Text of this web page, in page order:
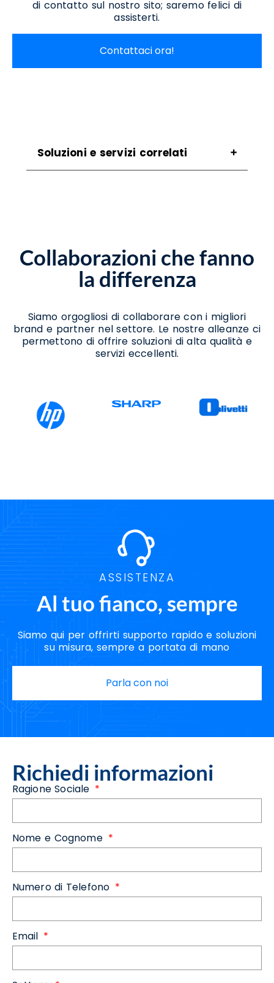
di contatto sul nostro sito; saremo felici di
assisterti.
Contattaci ora!
Soluzioni e servizi correlati
Vendita Stampanti Termiche Tortorella
Vendita Stampanti Tortorella
Collaborazioni che fanno
la differenza
Siamo orgogliosi di collaborare con i migliori
brand e partner nel settore. Le nostre alleanze ci
permettono di offrire soluzioni di alta qualità e
servizi eccellenti.
ASSISTENZA
Al tuo fianco, sempre
Siamo qui per offrirti supporto rapido e soluzioni
su misura, sempre a portata di mano
Parla con noi
Richiedi informazioni
Ragione Sociale
Nome e Cognome
Numero di Telefono
Email